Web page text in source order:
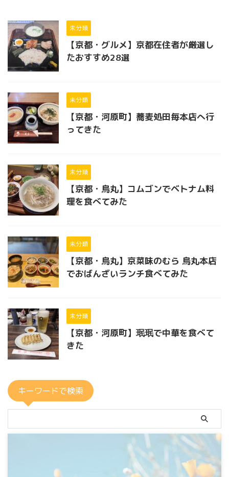
未分類
【京都・グルメ】京都在住者が厳選し
たおすすめ28選
未分類
【京都・河原町】蕎麦処田毎本店へ行
ってきた
未分類
【京都・烏丸】コムゴンでベトナム料
理を食べてみた
未分類
【京都・烏丸】京菜味のむら 烏丸本店
でおばんざいランチ食べてみた
未分類
【京都・河原町】珉珉で中華を食べて
きた
キーワードで検索